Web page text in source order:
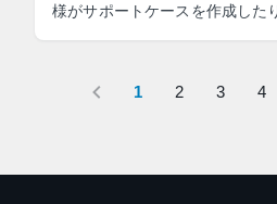
様がサポートケースを作成した
1 2 3 4